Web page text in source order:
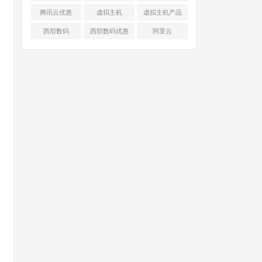
腾讯云优惠 虚拟主机 虚拟主机产品
对比
西部数码 西部数码优惠 阿里云